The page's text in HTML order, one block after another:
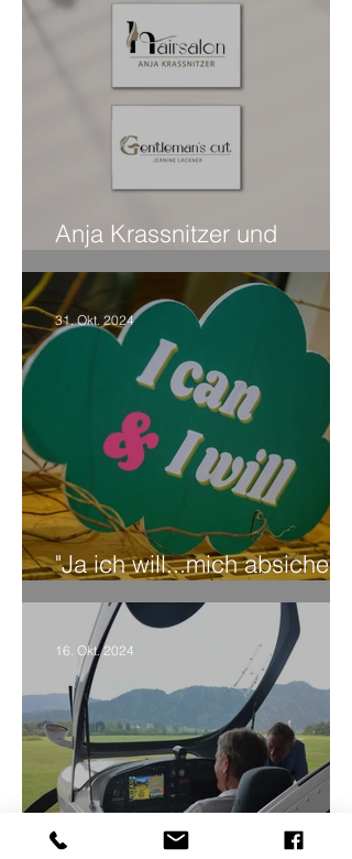
Anja Krassnitzer und
Jeanine Lackner
"Ja ich will...mich absichern"
– Kärntner Bildungstag
31. Okt. 2024
16. Okt. 2024